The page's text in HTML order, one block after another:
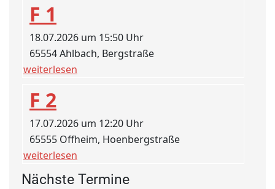
F 1
18.07.2026 um 15:50 Uhr
65554 Ahlbach, Bergstraße
weiterlesen
F 2
17.07.2026 um 12:20 Uhr
65555 Offheim, Hoenbergstraße
weiterlesen
Nächste Termine